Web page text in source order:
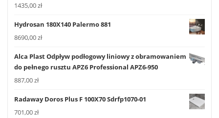
1435,00zł
Hydrosan 180X140 Palermo 881
8690,00zł
Alca Plast Odpływ podłogowy liniowy z obramowaniem
do pełnego rusztu APZ6 Professional APZ6-950
887,00zł
Radaway Doros Plus F 100X70 Sdrfp1070-01
701,00zł